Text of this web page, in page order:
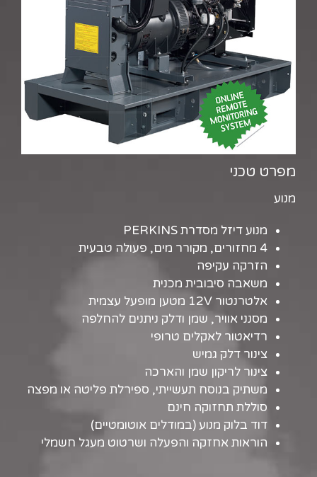
מפרט טכני
מנוע
מנוע דיזל מסדרת PERKINS
4 מחזורים, מקורר מים, פעולה טבעית
הזרקה עקיפה
משאבה סיבובית מכנית
אלטרנטור 12V מטען מופעל עצמית
מסנני אוויר, שמן ודלק ניתנים להחלפה
רדיאטור לאקלים טרופי
צינור דלק גמיש
צינור לריקון שמן והארכה
משתיק בנוסח תעשייתי, ספירלת פליטה או מפצה
סוללת תחזוקה חינם
דוד בלוק מנוע (במודלים אוטומטיים)
הוראות אחזקה והפעלה ושרטוט מעגל חשמלי